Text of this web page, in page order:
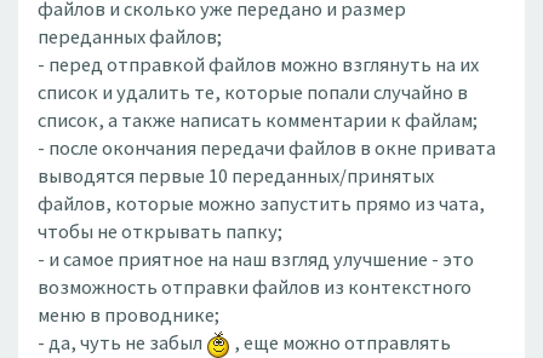
файлов и сколько уже передано и размер
переданных файлов;
- перед отправкой файлов можно взглянуть на их
список и удалить те, которые попали случайно в
список, а также написать комментарии к файлам;
- после окончания передачи файлов в окне привата
выводятся первые 10 переданных/принятых
файлов, которые можно запустить прямо из чата,
чтобы не открывать папку;
- и самое приятное на наш взгляд улучшение - это
возможность отправки файлов из контекстного
меню в проводнике;
- да, чуть не забыл
, еще можно отправлять